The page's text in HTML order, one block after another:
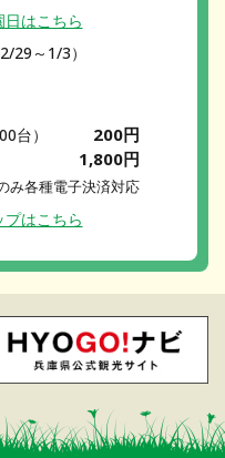
はこちら
29～1/3）
台）
200円
1,800円
み各種電子決済対応
はこちら